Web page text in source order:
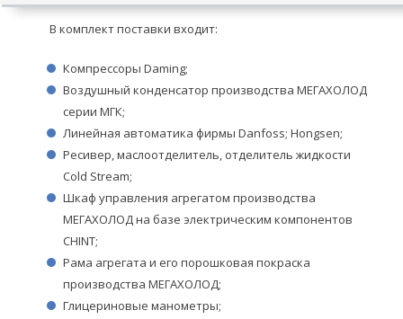
В комплект поставки входит:
Компрессоры Daming;
Воздушный конденсатор производства МЕГАХОЛОД
серии МГК;
Линейная автоматика фирмы Danfoss; Hongsen;
Ресивер, маслоотделитель, отделитель жидкости
Cold Stream;
Шкаф управления агрегатом производства
МЕГАХОЛОД на базе электрическим компонентов
CHINT;
Рама агрегата и его порошковая покраска
производства МЕГАХОЛОД;
Глицериновые манометры;